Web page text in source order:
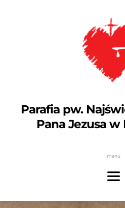
Parafia pw.
Pana Jezusa w
menu